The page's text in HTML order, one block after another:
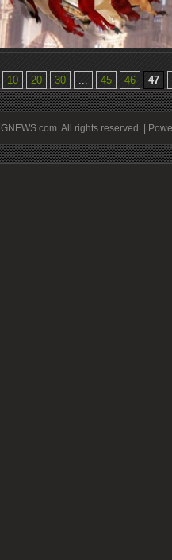
10 20 30 ... 45 46 47
All rights reserved. |